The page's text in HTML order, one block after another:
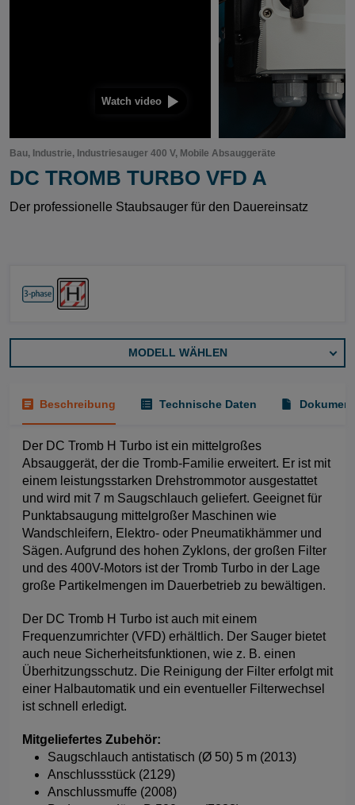
Watch video
Bau, Industrie, Industriesauger 400 V, Mobile Absauggeräte
DC TROMB TURBO VFD A
Der professionelle Staubsauger für den Dauereinsatz
MODELL WÄHLEN
Beschreibung Technische Daten
Der DC Tromb H Turbo ist ein mittelgroßes
Absauggerät, der die Tromb-Familie erweitert. Er ist mit
einem leistungsstarken Drehstrommotor ausgestattet
und wird mit 7 m Saugschlauch geliefert. Geeignet für
Punktabsaugung mittelgroßer Maschinen wie
Wandschleifern, Elektro- oder Pneumatikhämmer und
Sägen. Aufgrund des hohen Zyklons, der großen Filter
und des 400V-Motors ist der Tromb Turbo in der Lage
große Partikelmengen im Dauerbetrieb zu bewältigen.
Der DC Tromb H Turbo ist auch mit einem
Frequenzumrichter (VFD) erhältlich. Der Sauger bietet
auch neue Sicherheitsfunktionen, wie z. B. einen
Überhitzungsschutz. Die Reinigung der Filter erfolgt mit
einer Halbautomatik und ein eventueller Filterwechsel
ist schnell erledigt.
Mitgeliefertes Zubehör:
Saugschlauch antistatisch (Ø 50) 5 m (2013)
Anschlussstück (2129)
Anschlussmuffe (2008)